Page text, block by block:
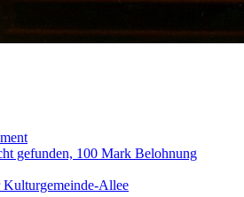
gefunden, 100 Mark Belohnung
Allee